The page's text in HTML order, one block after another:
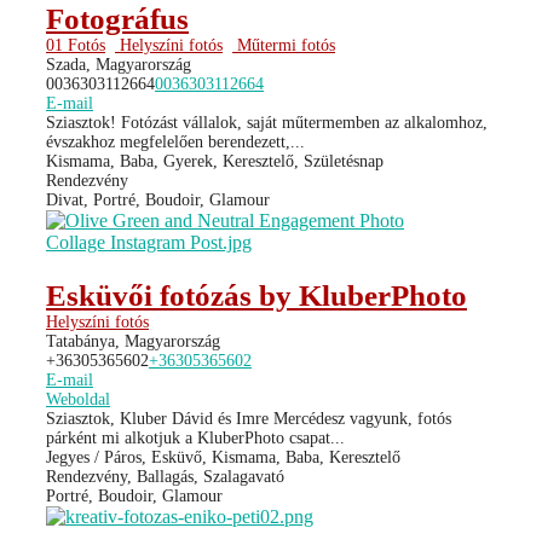
Fotográfus
01 Fotós Helyszíni fotós
Műtermi fotós
Szada, Magyarország
00363031126640036303112664
E-mail
Sziasztok! Fotózást vállalok, saját műtermemben az alkalomhoz,
évszakhoz megfelelően berendezett,...
Kismama, Baba, Gyerek, Keresztelő, Születésnap
Rendezvény
Divat, Portré, Boudoir, Glamour
Esküvői fotózás by KluberPhoto
Helyszíni fotós
Tatabánya, Magyarország
+36305365602+36305365602
E-mail
Weboldal
Sziasztok, Kluber Dávid és Imre Mercédesz vagyunk, fotós
párként mi alkotjuk a KluberPhoto csapat...
Jegyes / Páros, Esküvő, Kismama, Baba, Keresztelő
Rendezvény, Ballagás, Szalagavató
Portré, Boudoir, Glamour